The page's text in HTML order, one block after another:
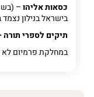
כסאות אליהו–
בישראל בנילון
תיקים לספרי תורה
במחלקת פרמיוםלא